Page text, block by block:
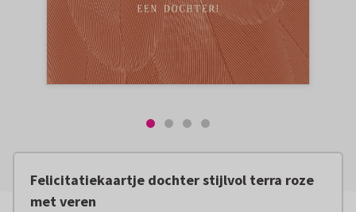
Felicitatiekaartje dochter stijlvol terra roze
met veren